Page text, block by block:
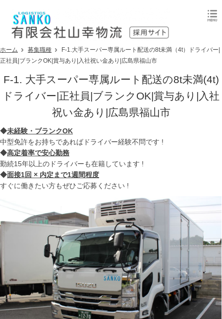
ホーム 募集職種
F-1.大手スーパー専属ルート配送の8t未満（4t）ドライバー|
正社員|ブランクOK|賞与あり|入社祝い金あり|広島県福山市
F-1. 大手スーパー専属ルート配送の8t未満(4t)
ドライバー|正社員|ブランクOK|賞与あり|入社
祝い金あり|広島県福山市
◆未経験・ブランクOK
中型免許をお持ちであればドライバー経験不問です !
◆高定着率で安心勤務
勤続15年以上のドライバーも在籍しています !
◆面接1回 × 内定まで1週間程度
すぐに働きたい方もぜひご応募ください !